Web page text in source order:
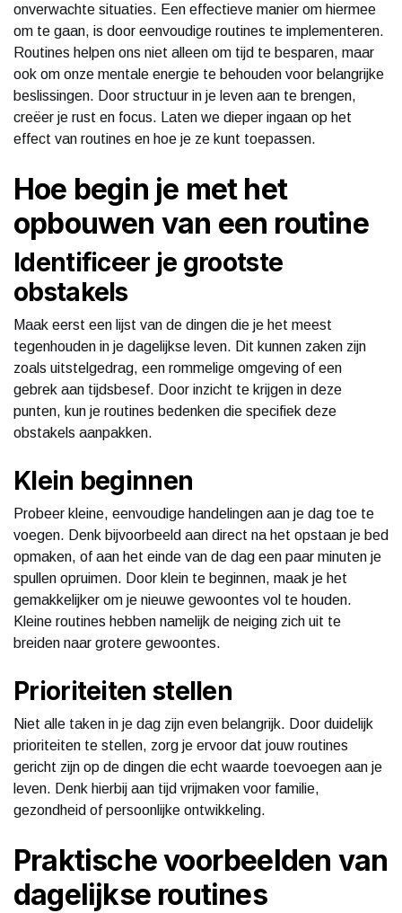
onverwachte situaties. Een effectieve manier om hiermee
om te gaan, is door eenvoudige routines te implementeren.
Routines helpen ons niet alleen om tijd te besparen, maar
ook om onze mentale energie te behouden voor belangrijke
beslissingen. Door structuur in je leven aan te brengen,
creëer je rust en focus. Laten we dieper ingaan op het
effect van routines en hoe je ze kunt toepassen.
Hoe begin je met het
opbouwen van een routine
Identificeer je grootste
obstakels
Maak eerst een lijst van de dingen die je het meest
tegenhouden in je dagelijkse leven. Dit kunnen zaken zijn
zoals uitstelgedrag, een rommelige omgeving of een
gebrek aan tijdsbesef. Door inzicht te krijgen in deze
punten, kun je routines bedenken die specifiek deze
obstakels aanpakken.
Klein beginnen
Probeer kleine, eenvoudige handelingen aan je dag toe te
voegen. Denk bijvoorbeeld aan direct na het opstaan je bed
opmaken, of aan het einde van de dag een paar minuten je
spullen opruimen. Door klein te beginnen, maak je het
gemakkelijker om je nieuwe gewoontes vol te houden.
Kleine routines hebben namelijk de neiging zich uit te
breiden naar grotere gewoontes.
Prioriteiten stellen
Niet alle taken in je dag zijn even belangrijk. Door duidelijk
prioriteiten te stellen, zorg je ervoor dat jouw routines
gericht zijn op de dingen die echt waarde toevoegen aan je
leven. Denk hierbij aan tijd vrijmaken voor familie,
gezondheid of persoonlijke ontwikkeling.
Praktische voorbeelden van
dagelijkse routines